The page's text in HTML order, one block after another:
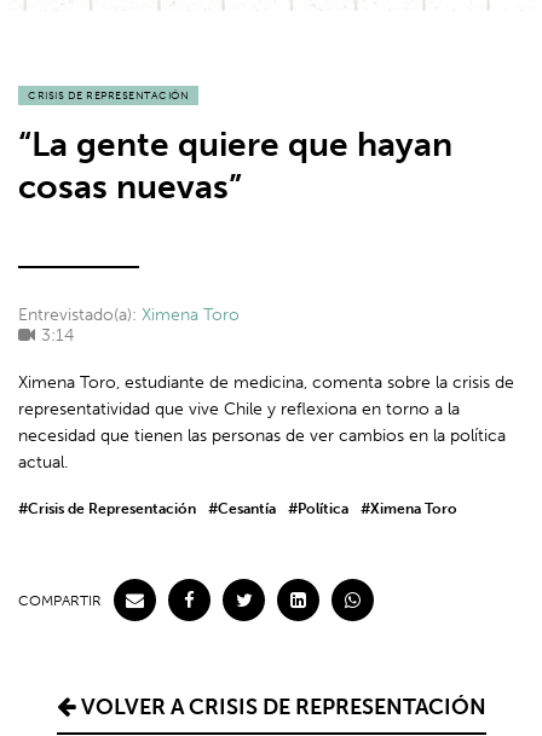
CRISIS DE REPRESENTACIÓN
“La gente quiere que hayan
cosas nuevas”
Entrevistado(a): Ximena Toro
3:14
Ximena Toro, estudiante de medicina, comenta sobre la crisis de
representatividad que vive Chile y reflexiona en torno a la
necesidad que tienen las personas de ver cambios en la política
actual.
#Crisis de Representación #Cesantía #Política #Ximena Toro
COMPARTIR
VOLVER A CRISIS DE REPRESENTACIÓN